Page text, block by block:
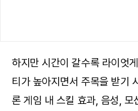
하지만 시간이 갈수록 라이엇
티가 높아지면서 주목을 받기
론 게임 내 스킬 효과, 음성,